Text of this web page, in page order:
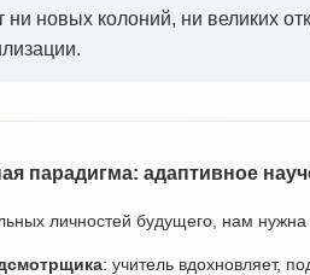
ни новых колоний, ни великих
парадигма: адаптивное
личностей будущего, нам
: учитель вдохновляет,